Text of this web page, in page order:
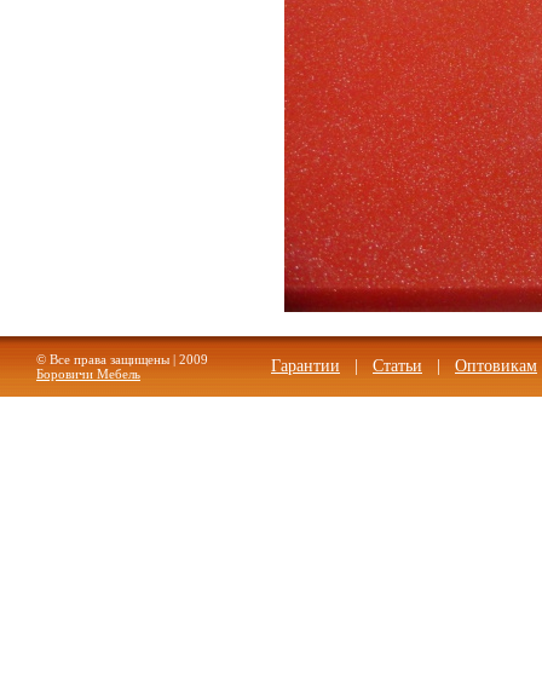
© Все права защищены | 2009
Боровичи Мебель
Гарантии Статьи Оптовикам